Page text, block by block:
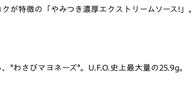
が特徴の「やみつき濃厚エクストリームソース!」。
"わさびマヨネーズ"。U.F.O.史上最大量の25.9g。